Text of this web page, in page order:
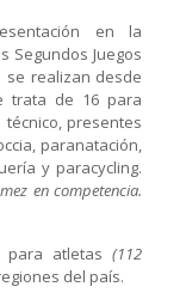
en la
Segundos Juegos
se realizan desde
trata de 16 para
presentes
paranatación,
y paracycling.
en competencia.
para atletas(112
del país.